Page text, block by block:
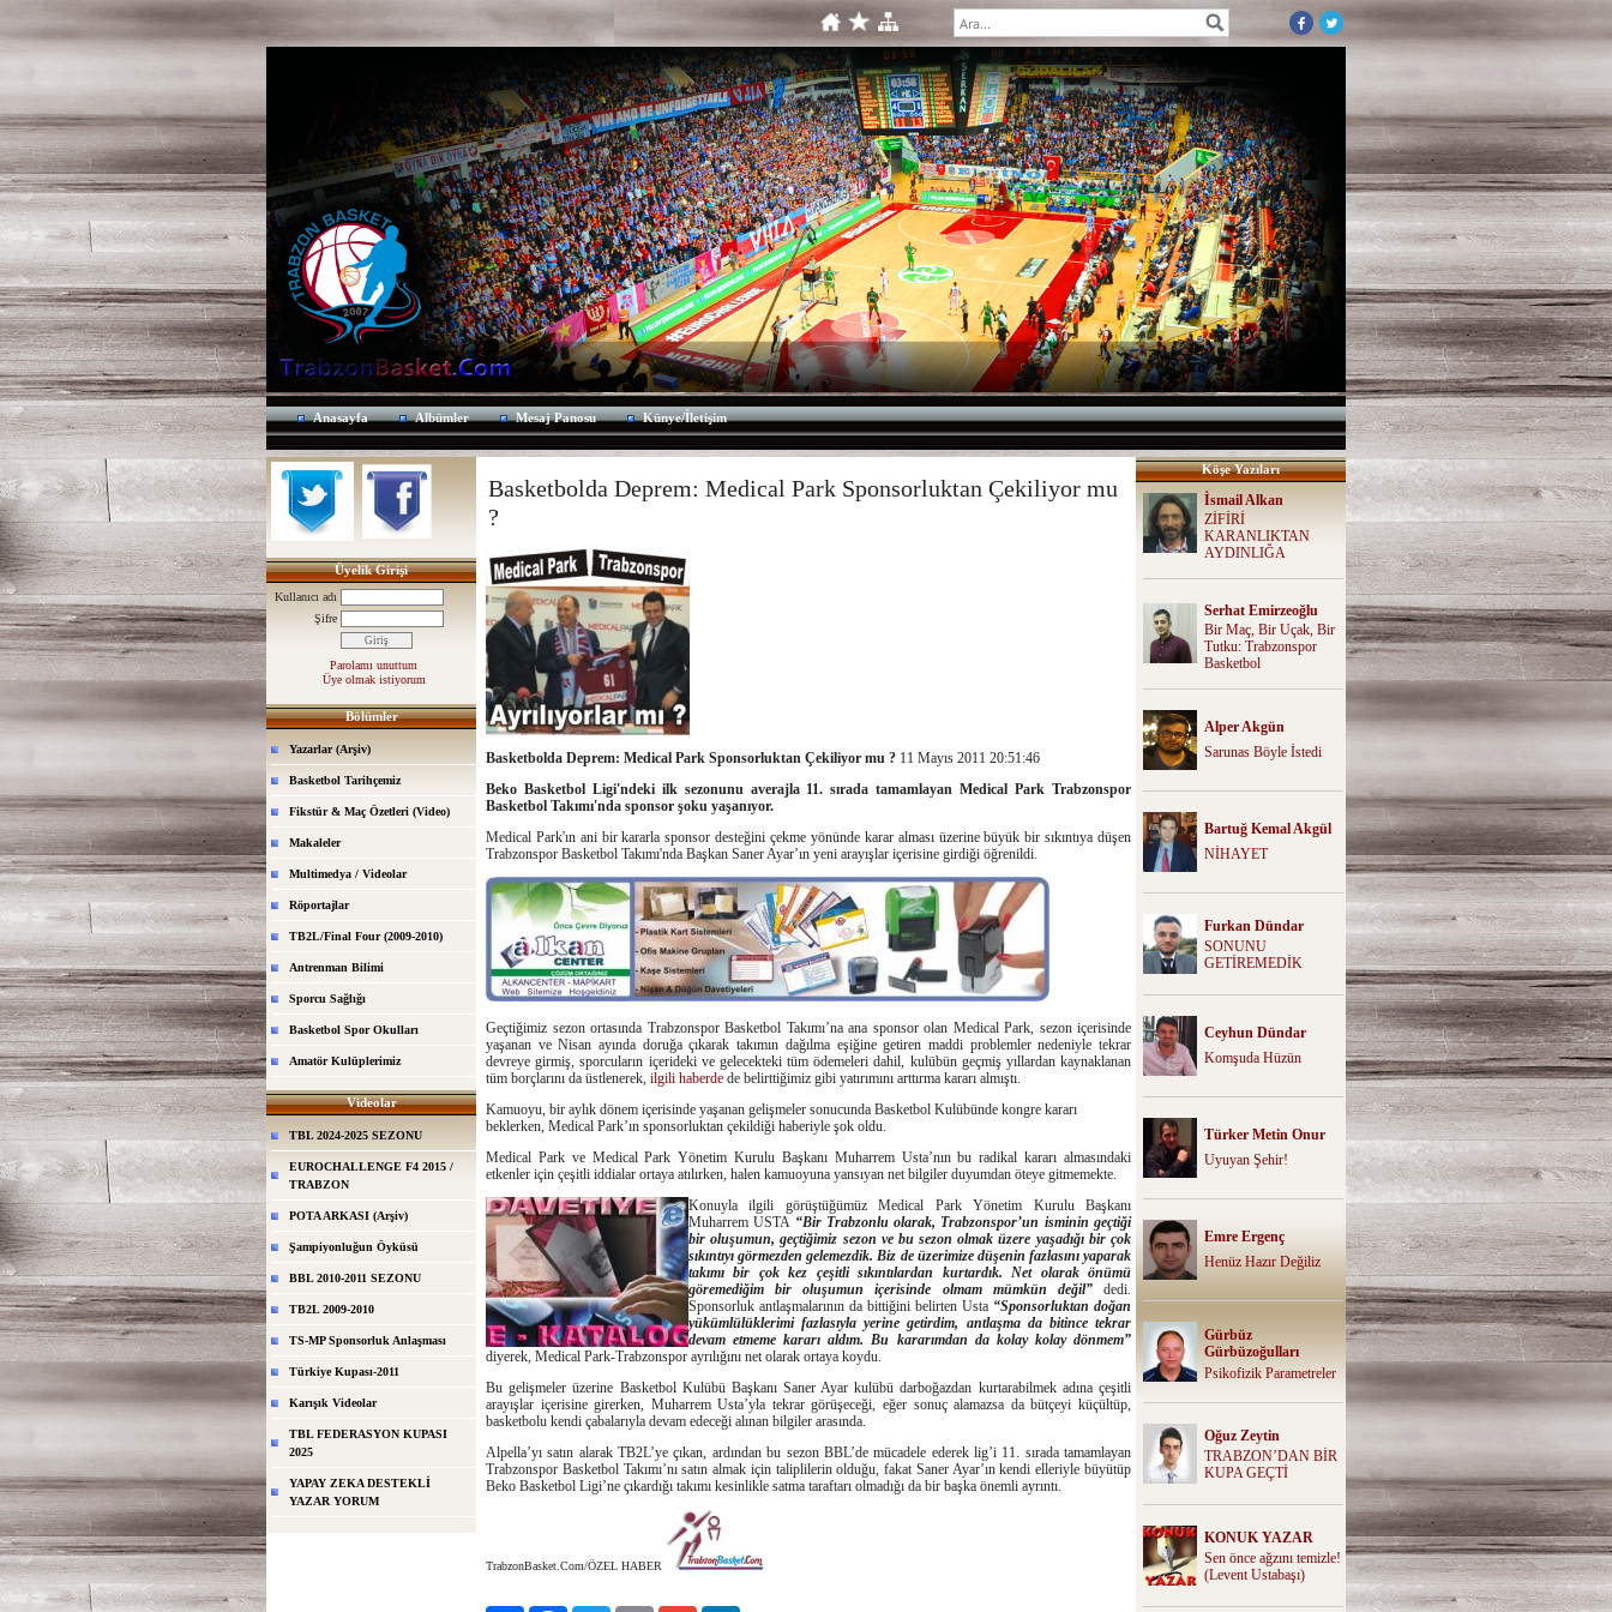
Anasayfa Albümler Mesaj Panosu Künye/İletişim
Üyelik Girişi
Kullanıcı adı
Şifre
Parolamı unuttum
Üye olmak istiyorum
Bölümler
Yazarlar (Arşiv)
Basketbol Tarihçemiz
Fikstür & Maç Özetleri (Video)
Makaleler
Multimedya / Videolar
Röportajlar
TB2L/Final Four (2009-2010)
Antrenman Bilimi
Sporcu Sağlığı
Basketbol Spor Okulları
Amatör Kulüplerimiz
Videolar
TBL 2024-2025 SEZONU
EUROCHALLENGE F4 2015 /
TRABZON
POTA ARKASI (Arşiv)
Şampiyonluğun Öyküsü
BBL 2010-2011 SEZONU
TB2L 2009-2010
TS-MP Sponsorluk Anlaşması
Türkiye Kupası-2011
Karışık Videolar
TBL FEDERASYON KUPASI
2025
YAPAY ZEKA DESTEKLİ
YAZAR YORUM
Basketbolda Deprem: Medical Park Sponsorluktan Çekiliyor mu
?
Basketbolda Deprem: Medical Park Sponsorluktan Çekiliyor mu ? 11 Mayıs 2011 20:51:46
Beko Basketbol Ligi'ndeki ilk sezonunu averajla 11. sırada tamamlayan Medical Park Trabzonspor
Basketbol Takımı'nda sponsor şoku yaşanıyor.
Medical Park'ın ani bir kararla sponsor desteğini çekme yönünde karar alması üzerine büyük bir sıkıntıya düşen
Trabzonspor Basketbol Takımı'nda Başkan Saner Ayar’ın yeni arayışlar içerisine girdiği öğrenildi.
Geçtiğimiz sezon ortasında Trabzonspor Basketbol Takımı’na ana sponsor olan Medical Park, sezon içerisinde
yaşanan ve Nisan ayında doruğa çıkarak takımın dağılma eşiğine getiren maddi problemler nedeniyle tekrar
devreye girmiş, sporcuların içerideki ve gelecekteki tüm ödemeleri dahil, kulübün geçmiş yıllardan kaynaklanan
tüm borçlarını da üstlenerek, ilgili haberde de belirttiğimiz gibi yatırımını arttırma kararı almıştı.
Kamuoyu, bir aylık dönem içerisinde yaşanan gelişmeler sonucunda Basketbol Kulübünde kongre kararı
beklerken, Medical Park’ın sponsorluktan çekildiği haberiyle şok oldu.
Medical Park ve Medical Park Yönetim Kurulu Başkanı Muharrem Usta’nın bu radikal kararı almasındaki
etkenler için çeşitli iddialar ortaya atılırken, halen kamuoyuna yansıyan net bilgiler duyumdan öteye gitmemekte.
Konuyla ilgili görüştüğümüz Medical Park Yönetim Kurulu Başkanı
Muharrem USTA “Bir Trabzonlu olarak, Trabzonspor’un isminin geçtiği
bir oluşumun, geçtiğimiz sezon ve bu sezon olmak üzere yaşadığı bir çok
sıkıntıyı görmezden gelemezdik. Biz de üzerimize düşenin fazlasını yaparak
takımı bir çok kez çeşitli sıkıntılardan kurtardık. Net olarak önümü
göremediğim bir oluşumun içerisinde olmam mümkün değil”dedi.
Sponsorluk antlaşmalarının da bittiğini belirten Usta “Sponsorluktan doğan
yükümlülüklerimi fazlasıyla yerine getirdim, antlaşma da bitince tekrar
devam etmeme kararı aldım. Bu kararımdan da kolay kolay dönmem”
diyerek, Medical Park-Trabzonspor ayrılığını net olarak ortaya koydu.
Bu gelişmeler üzerine Basketbol Kulübü Başkanı Saner Ayar kulübü darboğazdan kurtarabilmek adına çeşitli
arayışlar içerisine girerken, Muharrem Usta’yla tekrar görüşeceği, eğer sonuç alamazsa da bütçeyi küçültüp,
basketbolu kendi çabalarıyla devam edeceği alınan bilgiler arasında.
Alpella’yı satın alarak TB2L’ye çıkan, ardından bu sezon BBL’de mücadele ederek lig’i 11. sırada tamamlayan
Trabzonspor Basketbol Takımı’nı satın almak için taliplilerin olduğu, fakat Saner Ayar’ın kendi elleriyle büyütüp
Beko Basketbol Ligi’ne çıkardığı takımı kesinlikle satma taraftarı olmadığı da bir başka önemli ayrıntı.
TrabzonBasket.Com/ÖZEL HABER
Köşe Yazıları
İsmail Alkan
ZİFİRİ
KARANLIKTAN
AYDINLIĞA
Serhat Emirzeoğlu
Bir Maç, Bir Uçak, Bir
Tutku: Trabzonspor
Basketbol
Alper Akgün
Sarunas Böyle İstedi
Bartuğ Kemal Akgül
NİHAYET
Furkan Dündar
SONUNU
GETİREMEDİK
Ceyhun Dündar
Komşuda Hüzün
Türker Metin Onur
Uyuyan Şehir!
Emre Ergenç
Henüz Hazır Değiliz
Gürbüz
Gürbüzoğulları
Psikofizik Parametreler
Oğuz Zeytin
TRABZON’DAN BİR
KUPA GEÇTİ
KONUK YAZAR
Sen önce ağzını temizle!
(Levent Ustabaşı)